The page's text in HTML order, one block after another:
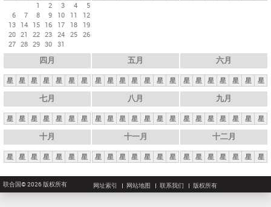
1
2 3 4
5
6
7 8 9 10 11
12
13 14 15 16 17 18
19
20 21 22 23 24 25 26
27 28 29 30 31
四月
星 星 星 星 星 星 星
五月
星 星 星 星 星 星 星
六月
星 星 星 星 星 星 星
七月
星 星 星 星 星 星 星
八月
星 星 星 星 星 星 星
九月
星 星 星 星 星 星 星
十月
星 星 星 星 星 星 星
十一月
星 星 星 星 星 星 星
十二月
星 星 星 星 星 星 星
联合国© 2026 版权所有 网址索引 网站地图 联系我们 版权所有